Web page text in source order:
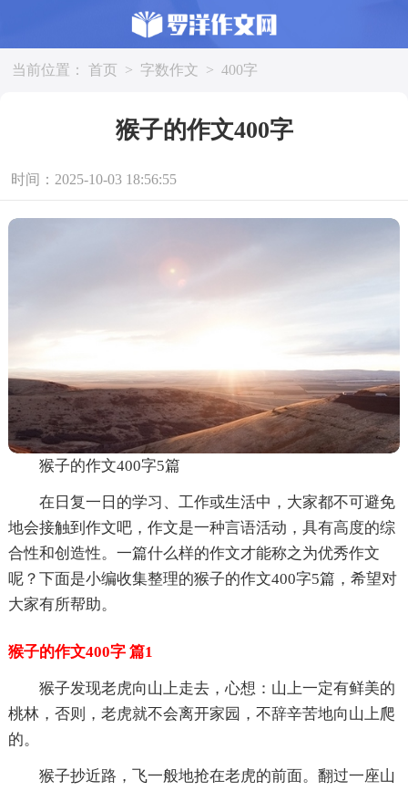
当前位置： 首页 > 字数作文 > 400字
猴子的作文400字
时间：2025-10-03 18:56:55
猴子的作文400字5篇
在日复一日的学习、工作或生活中，大家都不可避免
地会接触到作文吧，作文是一种言语活动，具有高度的综
合性和创造性。一篇什么样的作文才能称之为优秀作文
呢？下面是小编收集整理的猴子的作文400字5篇，希望对
大家有所帮助。
猴子的作文400字 篇1
猴子发现老虎向山上走去，心想：山上一定有鲜美的
桃林，否则，老虎就不会离开家园，不辞辛苦地向山上爬
的。
猴子抄近路，飞一般地抢在老虎的前面。翻过一座山